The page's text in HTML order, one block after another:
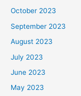
October 2023
September 2023
August 2023
July 2023
June 2023
May 2023